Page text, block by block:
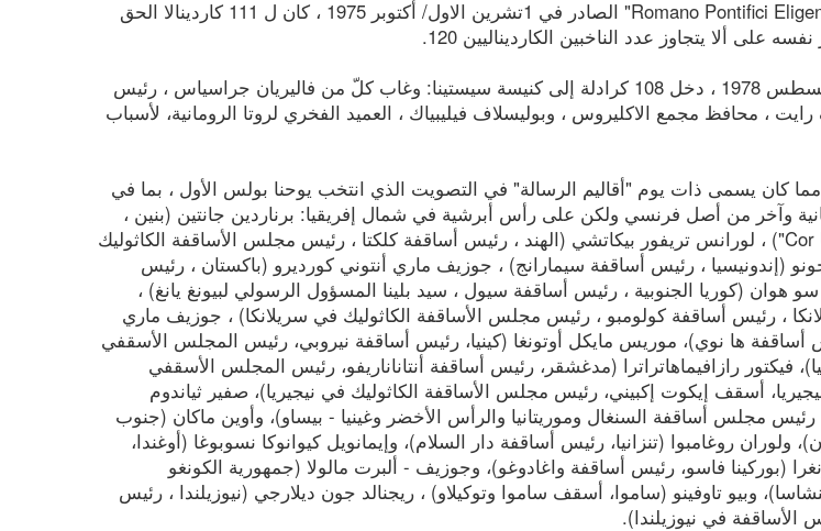
بموجب الدستور الرسولي "Romano Pontifici Eligendo" الصادر في 1تشرين الاول/ أكتوبر 1975 ، كان ل 111 كاردينالا الحق
ألا يتجاوز عدد الناخبين الكارديناليين 120.
ومع ذلك ، في كونكلاف آب/ أغسطس 1978 ، دخل 108 كرادلة إلى كنيسة سيستينا: وغاب كلّ من فاليريان جراسياس ، رئيس
، محافظ مجمع الاكليروس ، وبوليسلاف فيليبياك ، العميد الفخري لروتا الرومانية، لأسباب
18 كاردينالا مما كان يسمى ذات يوم "أقاليم الرسالة" في التصويت الذي انتخب يوحنا بولس الأول ، بما في
وآخر من أصل فرنسي ولكن على رأس أبرشية في شمال إفريقيا: برناردين جانتين (بنين ،
رئيس المجلس البابوي "Cor Unum") ، لورانس تريفور بيكاتشي (الهند ، رئيس أساقفة كلكتا ، رئيس مجلس الأساقفة الكاثوليك
(إندونيسيا ، رئيس أساقفة سيمارانج) ، جوزيف ماري أنتوني كورديرو (باكستان ، رئيس
هوان (كوريا الجنوبية ، رئيس أساقفة سيول ، سيد بلينا المسؤول الرسولي لبيونغ يانغ) ،
، رئيس أساقفة كولومبو ، رئيس مجلس الأساقفة الكاثوليك في سريلانكا) ، جوزيف ماري
أساقفة ها نوي)، موريس مايكل أوتونغا (كينيا، رئيس أساقفة نيروبي، رئيس المجلس الأسقفي
فيكتور رازافيماهاتراترا (مدغشقر، رئيس أساقفة أنتاناناريفو، رئيس المجلس الأسقفي
أسقف إيكوت إكبيني، رئيس مجلس الأساقفة الكاثوليك في نيجيريا)، صفير ثياندوم
رئيس مجلس أساقفة السنغال وموريتانيا والرأس الأخضر وغينيا - بيساو)، وأوين ماكان (جنوب
ولوران روغامبوا (تنزانيا، رئيس أساقفة دار السلام)، وإيمانويل كيوانوكا نسوبوغا (أوغندا،
(بوركينا فاسو، رئيس أساقفة واغادوغو)، وجوزيف - ألبرت مالولا (جمهورية الكونغو
وبيو تاوفينو (ساموا، أسقف ساموا وتوكيلاو) ، ريجنالد جون ديلارجي (نيوزيلندا ، رئيس
في نيوزيلندا).